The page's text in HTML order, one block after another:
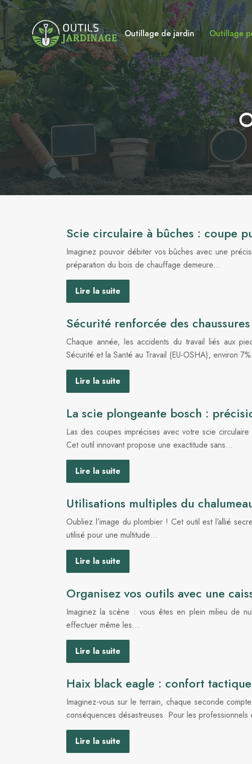
Outillage de jardin Outillage
Scie circulaire à bûches : coupe
Imaginez pouvoir débiter vos bûches avec une
préparation du bois de chauffage demeure…
Lire la suite
Sécurité renforcée des
Chaque année, les accidents du travail liés aux
Sécurité et la Santé au Travail (EU-OSHA), environ
Lire la suite
La scie plongeante bosch :
Las des coupes imprécises avec votre scie
Cet outil innovant propose une exactitude sans…
Lire la suite
Utilisations multiples du
Oubliez l’image du plombier ! Cet outil est l’allié
utilisé pour une multitude…
Lire la suite
Organisez vos outils avec une
Imaginez la scène : vous êtes en plein milieu de
effectuer même les…
Lire la suite
Haix black eagle : confort
Imaginez-vous sur le terrain, chaque seconde
conséquences désastreuses. Pour les
Lire la suite